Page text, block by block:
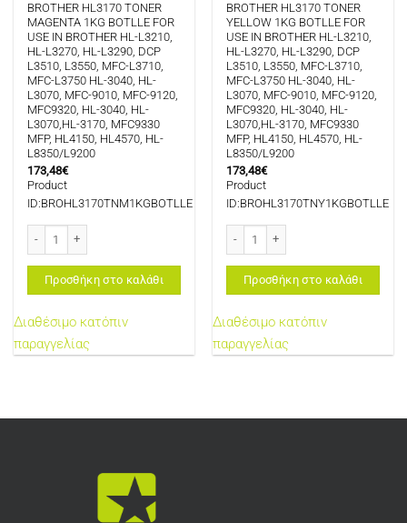
BROTHER HL3170 TONER
MAGENTA 1KG BOTLLE FOR
USE IN BROTHER HL-L3210,
HL-L3270, HL-L3290, DCP
L3510, L3550, MFC-L3710,
MFC-L3750 HL-3040, HL-
L3070, MFC-9010, MFC-9120,
MFC9320, HL-3040, HL-
L3070,HL-3170, MFC9330
MFP, HL4150, HL4570, HL-
L8350/L9200
173,48€
Product
ID:BROHL3170TNM1KGBOTLLE
Προσθήκη στο καλάθι
Διαθέσιμο κατόπιν
παραγγελίας
BROTHER HL3170 TONER
YELLOW 1KG BOTLLE FOR
USE IN BROTHER HL-L3210,
HL-L3270, HL-L3290, DCP
L3510, L3550, MFC-L3710,
MFC-L3750 HL-3040, HL-
L3070, MFC-9010, MFC-9120,
MFC9320, HL-3040, HL-
L3070,HL-3170, MFC9330
MFP, HL4150, HL4570, HL-
L8350/L9200
173,48€
Product
ID:BROHL3170TNY1KGBOTLLE
Προσθήκη στο καλάθι
Διαθέσιμο κατόπιν
παραγγελίας